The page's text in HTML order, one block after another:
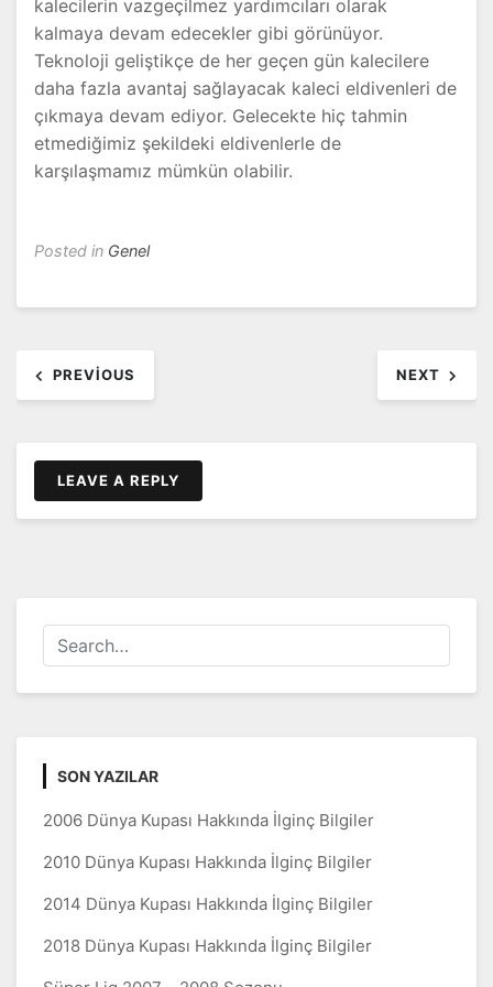
kalecilerin vazgeçilmez yardımcıları olarak
kalmaya devam edecekler gibi görünüyor.
Teknoloji geliştikçe de her geçen gün kalecilere
daha fazla avantaj sağlayacak kaleci eldivenleri de
çıkmaya devam ediyor. Gelecekte hiç tahmin
etmediğimiz şekildeki eldivenlerle de
karşılaşmamız mümkün olabilir.
Posted in Genel
dolaşımı
PREVIOUS NEXT
LEAVE A REPLY
SON YAZILAR
2006 Dünya Kupası Hakkında İlginç Bilgiler
2010 Dünya Kupası Hakkında İlginç Bilgiler
2014 Dünya Kupası Hakkında İlginç Bilgiler
2018 Dünya Kupası Hakkında İlginç Bilgiler